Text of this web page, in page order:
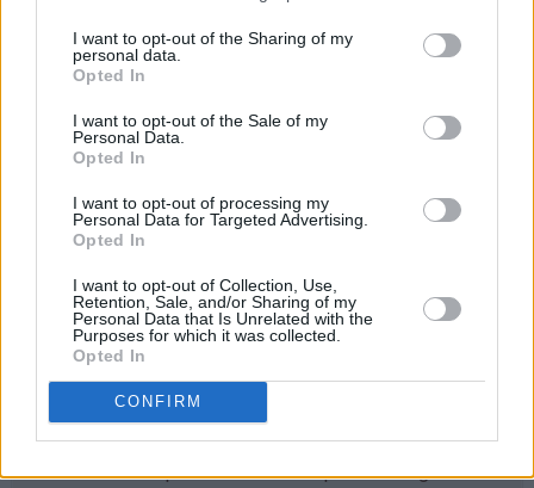
I want to opt-out of the Sharing of my
personal data.
Opted In
I want to opt-out of the Sale of my
Personal Data.
Opted In
I want to opt-out of processing my
Personal Data for Targeted Advertising.
Opted In
I want to opt-out of Collection, Use,
Retention, Sale, and/or Sharing of my
Personal Data that Is Unrelated with the
Purposes for which it was collected.
Opted In
CONFIRM
Trill ut bollene med en gang (ca 40 stk) og legg dem på
bakepapirdekkede stekeplater. La dem heve lunt i 1
Stek bollene midt i ovnen ved 230°C i 7-10 minutter.
Tilpass melmengden. Det kan hende du trenger litt
mer enn det som er angitt i oppskriften. Deigen skal
være god å trille og ikke løs og klissete.
♥
Det går fint å bruke denne deigen til å lage
kanelboller, skolebrød, kringle og andre typer gjærbakst.
Eneste du må tilpasse er steketemperaturen og